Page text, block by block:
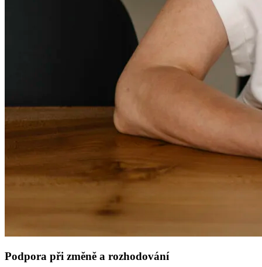
Podpora při změně a rozhodování